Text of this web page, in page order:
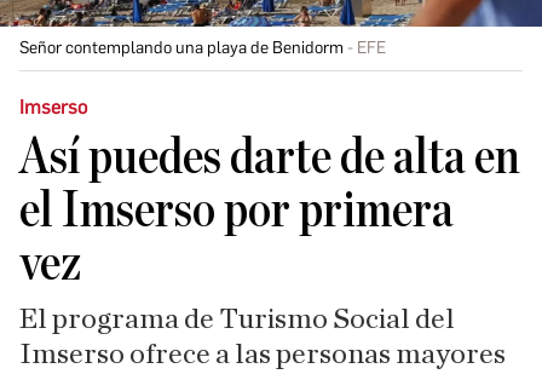
Señor contemplando una playa de Benidorm EFE
Imserso
Así puedes darte de alta en
el Imserso por primera
vez
El programa de Turismo Social del
Imserso ofrece a las personas mayores